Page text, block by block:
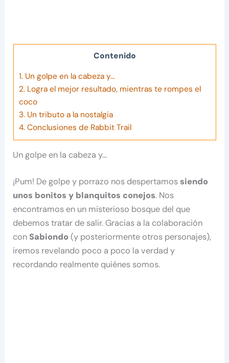
Contenido
1.Un golpe en la cabeza y…
2.Logra el mejor resultado, mientras te rompes el
coco
3.Un tributo a la nostalgia
4.Conclusiones de Rabbit Trail
Un golpe en la cabeza y…
¡Pum! De golpe y porrazo nos despertamossiendo
unos bonitos y blanquitos conejos. Nos
encontramos en un misterioso bosque del que
debemos tratar de salir. Gracias a la colaboración
con Sabiondo(y posteriormente otros personajes),
iremos revelando poco a poco la verdad y
recordando realmente quiénes somos.